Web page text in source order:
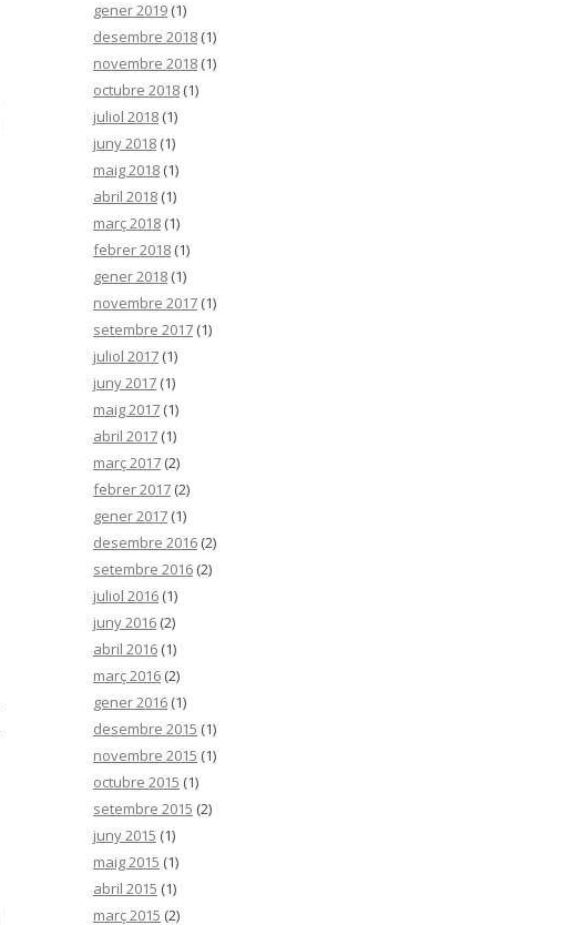
gener 2019 (1)
desembre 2018 (1)
novembre 2018 (1)
octubre 2018 (1)
juliol 2018 (1)
juny 2018 (1)
maig 2018 (1)
abril 2018 (1)
març 2018 (1)
febrer 2018 (1)
gener 2018 (1)
novembre 2017 (1)
setembre 2017 (1)
juliol 2017 (1)
juny 2017 (1)
maig 2017 (1)
abril 2017 (1)
març 2017 (2)
febrer 2017 (2)
gener 2017 (1)
desembre 2016 (2)
setembre 2016 (2)
juliol 2016 (1)
juny 2016 (2)
abril 2016 (1)
març 2016 (2)
gener 2016 (1)
desembre 2015 (1)
novembre 2015 (1)
octubre 2015 (1)
setembre 2015 (2)
juny 2015 (1)
maig 2015 (1)
abril 2015 (1)
març 2015 (2)